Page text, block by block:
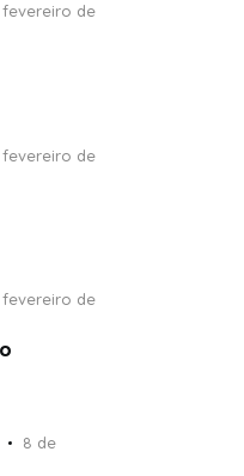
fevereiro de
fevereiro de
fevereiro de
8 de